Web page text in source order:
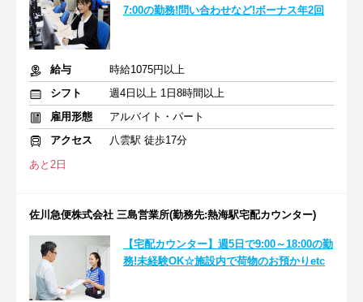
7:00の勤務!問い合わせなど!ボーナス年2回
給与
時給1075円以上
シフト
週4日以上 1日8時間以上
雇用形態
アルバイト・パート
アクセス
八雲駅 徒歩17分
あと2日
佐川急便株式会社 三島営業所(勤務先:熱海駅宅配カウンター)
【宅配カウンター】週5日で9:00～18:00の勤
務!未経験OK☆施設内で荷物のお預かりetc